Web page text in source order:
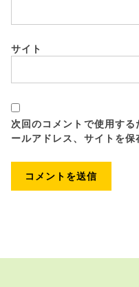
サイト
次回のコメントで使用す
ールアドレス、サイトを保